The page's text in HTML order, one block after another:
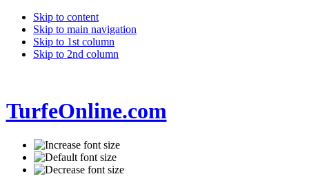
Skip to content
Skip to main navigation
Skip to 1st column
Skip to 2nd column
TurfeOnline.com